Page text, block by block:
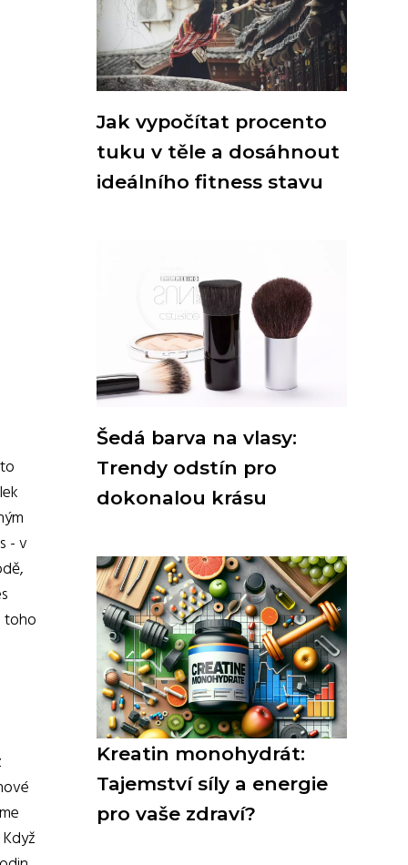
- v
toho
Jak vypočítat procento
tuku v těle a dosáhnout
ideálního fitness stavu
Šedá barva na vlasy:
Trendy odstín pro
dokonalou krásu
Kreatin monohydrát:
Tajemství síly a energie
pro vaše zdraví?